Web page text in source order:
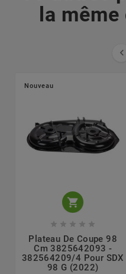
la

Nouveau

    
Plateau De Coupe 98
Cm 3825642093 -
382564209/4 Pour SDX
98 G (2022)